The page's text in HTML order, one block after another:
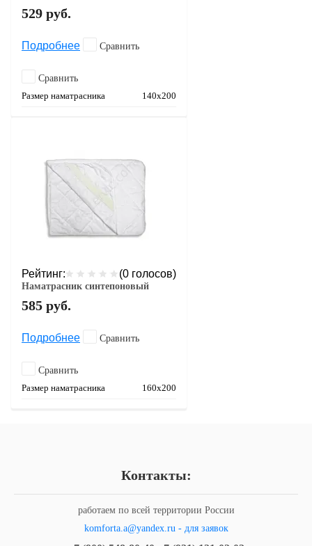
529 руб.
Подробнее Сравнить
Сравнить
Размер наматрасника
140х200
Рейтинг: (0 голосов)
Наматрасник синтепоновый
585 руб.
Подробнее Сравнить
Сравнить
Размер наматрасника
160х200
Контакты:
работаем по всей территории России
komforta.a@yandex.ru - для заявок